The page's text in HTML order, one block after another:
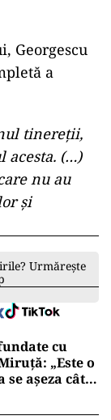
Georgescu
a
tinereții,
acesta. (…)
nu au
și
Urmărește
cu
„Este o
așeza cât